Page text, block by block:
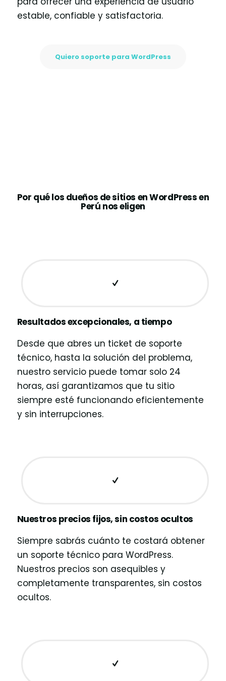
estable, confiable y satisfactoria.
Quiero soporte para WordPress
Por qué los dueños de sitios en WordPress en
Perú nos eligen
Resultados excepcionales, a tiempo
Desde que abres un ticket de soporte
técnico, hasta la solución del problema,
nuestro servicio puede tomar solo 24
horas, así garantizamos que tu sitio
siempre esté funcionando eficientemente
y sin interrupciones.
Nuestros precios fijos, sin costos ocultos
Siempre sabrás cuánto te costará obtener
un soporte técnico para WordPress.
Nuestros precios son asequibles y
completamente transparentes, sin costos
ocultos.